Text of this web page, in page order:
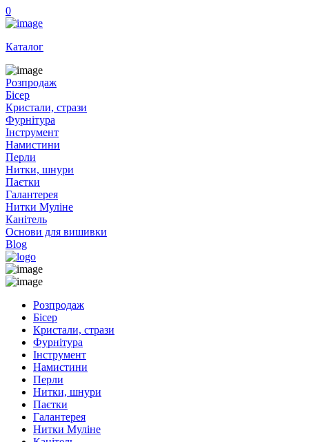
0
Каталог
Розпродаж
Бісер
Кристали, стрази
Фурнітура
Інструмент
Намистини
Перли
Нитки, шнури
Паєтки
Галантерея
Нитки Муліне
Канітель
Основи для вишивки
Blog
Розпродаж
Бісер
Кристали, стрази
Фурнітура
Інструмент
Намистини
Перли
Нитки, шнури
Паєтки
Галантерея
Нитки Муліне